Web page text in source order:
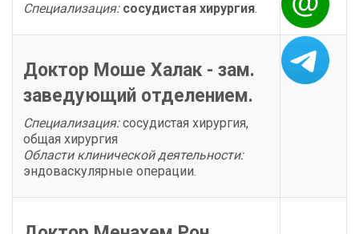
Специализация: сосудистая хирургия.
Доктор Моше Халак - зам.
заведующий отделением.
Специализация:сосудистая хирургия,
общая хирургия
Области клинической деятельности:
эндоваскулярные операции.